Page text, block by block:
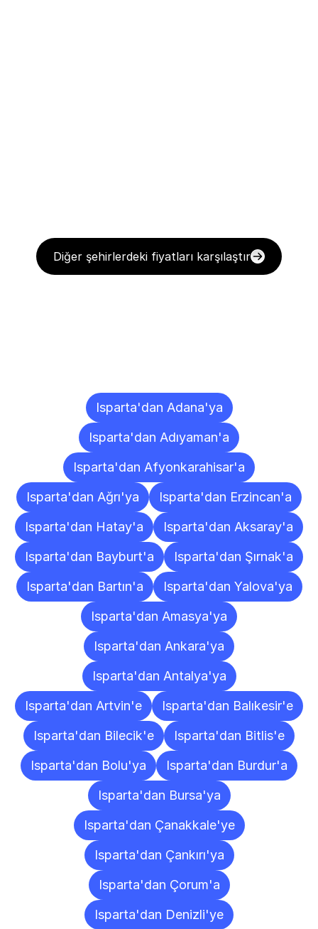
Diğer şehirlerdeki fiyatları karşılaştır
Isparta'dan Adana'ya
Isparta'dan Adıyaman'a
Isparta'dan Afyonkarahisar'a
Isparta'dan Ağrı'ya
Isparta'dan Erzincan'a
Isparta'dan Hatay'a
Isparta'dan Aksaray'a
Isparta'dan Bayburt'a
Isparta'dan Şırnak'a
Isparta'dan Bartın'a
Isparta'dan Yalova'ya
Isparta'dan Amasya'ya
Isparta'dan Ankara'ya
Isparta'dan Antalya'ya
Isparta'dan Artvin'e
Isparta'dan Balıkesir'e
Isparta'dan Bilecik'e
Isparta'dan Bitlis'e
Isparta'dan Bolu'ya
Isparta'dan Burdur'a
Isparta'dan Bursa'ya
Isparta'dan Çanakkale'ye
Isparta'dan Çankırı'ya
Isparta'dan Çorum'a
Isparta'dan Denizli'ye